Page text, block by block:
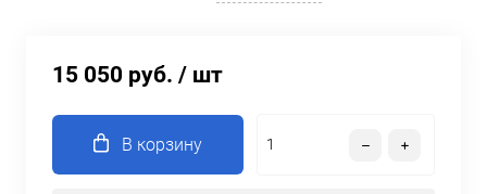
15 050 руб. / шт
В корзину